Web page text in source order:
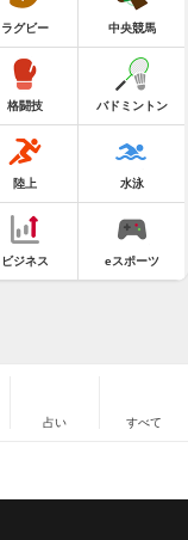
ラグビー 中央競馬
格闘技 バドミントン
陸上 水泳
ビジネス eスポーツ
占い すべて